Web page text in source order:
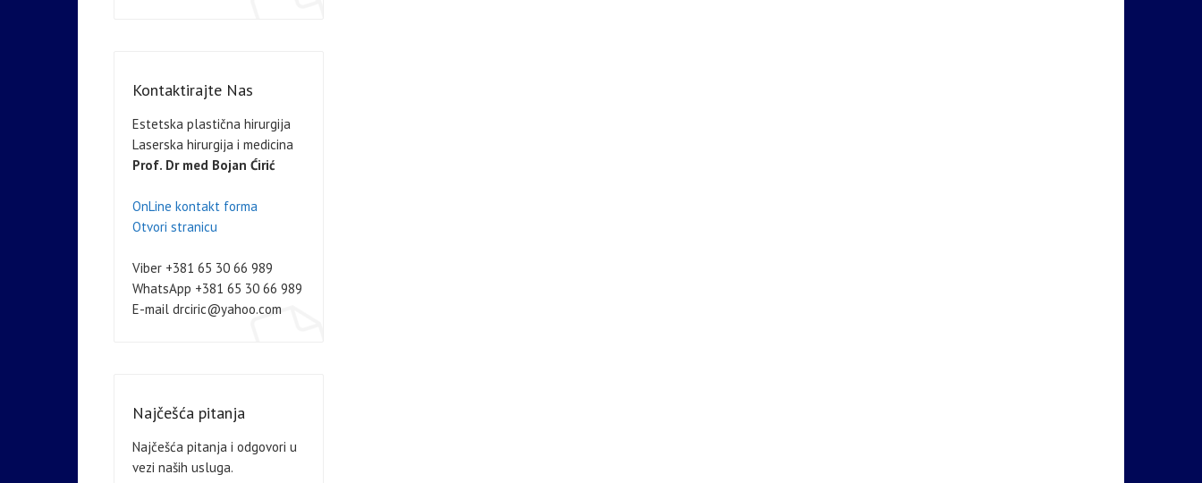
Kontaktirajte Nas
Estetska plastična hirurgija
Laserska hirurgija i medicina
Prof. Dr med Bojan Ćirić
OnLine kontakt forma
Otvori stranicu
Viber +381 65 30 66 989
WhatsApp +381 65 30 66 989
E-mail drciric@yahoo.com
Najčešća pitanja
Najčešća pitanja i odgovori u
vezi naših usluga.